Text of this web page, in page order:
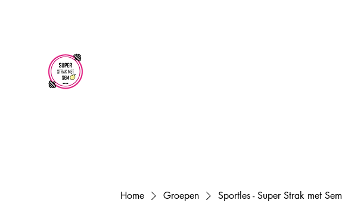
Home Groepen Sportles - Super Strak met Sem